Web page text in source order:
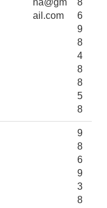
na@gm
ail.com
8
6
9
8
4
8
8
5
8
9
8
6
9
3
8